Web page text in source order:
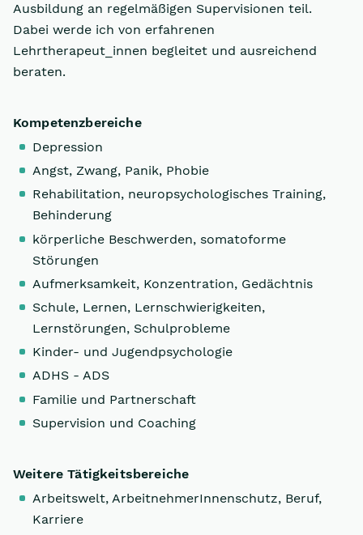
Ausbildung an regelmäßigen Supervisionen teil.
Dabei werde ich von erfahrenen
Lehrtherapeut_innen begleitet und ausreichend
beraten.
Kompetenzbereiche
Depression
Angst, Zwang, Panik, Phobie
Rehabilitation, neuropsychologisches Training,
Behinderung
körperliche Beschwerden, somatoforme
Störungen
Aufmerksamkeit, Konzentration, Gedächtnis
Schule, Lernen, Lernschwierigkeiten,
Lernstörungen, Schulprobleme
Kinder- und Jugendpsychologie
ADHS - ADS
Familie und Partnerschaft
Supervision und Coaching
Weitere Tätigkeitsbereiche
Arbeitswelt, ArbeitnehmerInnenschutz, Beruf,
Karriere